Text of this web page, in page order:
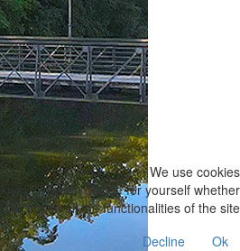
We use cookies
You can decide for yourself whether
to use all the functionalities of the site.
Ok
Decline